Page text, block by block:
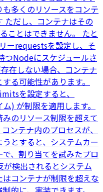
多くのリソースをコンテ
ただし、コンテナはその
ことはできません。 たと
ーrequestsを設定し、そ
つNodeにスケジュールさ
在しない場合、コンテナ
る可能性があります。
を設定すると、
) が制限を適用します。
のリソース制限を超えて
ンテナ内のプロセスが、
とすると、システムカー
、割り当てを試みたプロ
が検出されるとシステム
コンテナが制限を超えな